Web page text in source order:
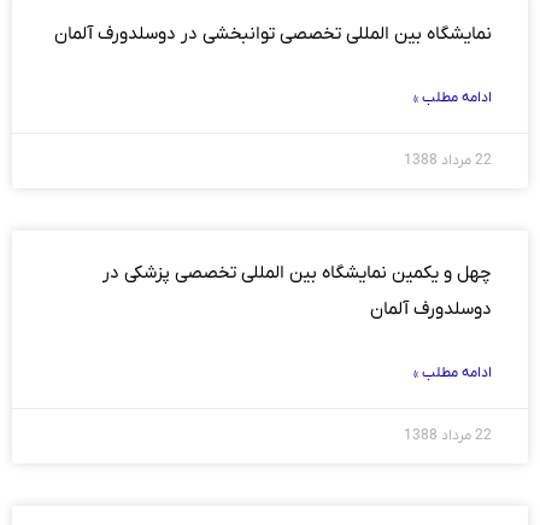
نمایشگاه بین المللی تخصصی توانبخشی در دوسلدورف آلمان
ادامه مطلب »
22 مرداد 1388
چهل و یکمین نمایشگاه بین المللی تخصصی پزشکی در
دوسلدورف آلمان
ادامه مطلب »
22 مرداد 1388